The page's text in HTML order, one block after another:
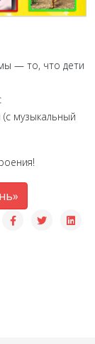
— то, что дети
музыкальный